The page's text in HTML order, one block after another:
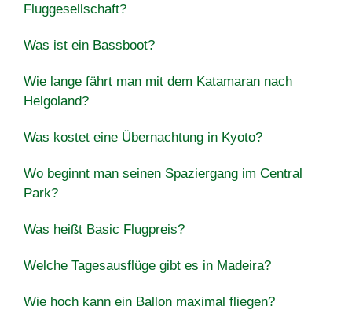
Fluggesellschaft?
Was ist ein Bassboot?
Wie lange fährt man mit dem Katamaran nach
Helgoland?
Was kostet eine Übernachtung in Kyoto?
Wo beginnt man seinen Spaziergang im Central
Park?
Was heißt Basic Flugpreis?
Welche Tagesausflüge gibt es in Madeira?
Wie hoch kann ein Ballon maximal fliegen?